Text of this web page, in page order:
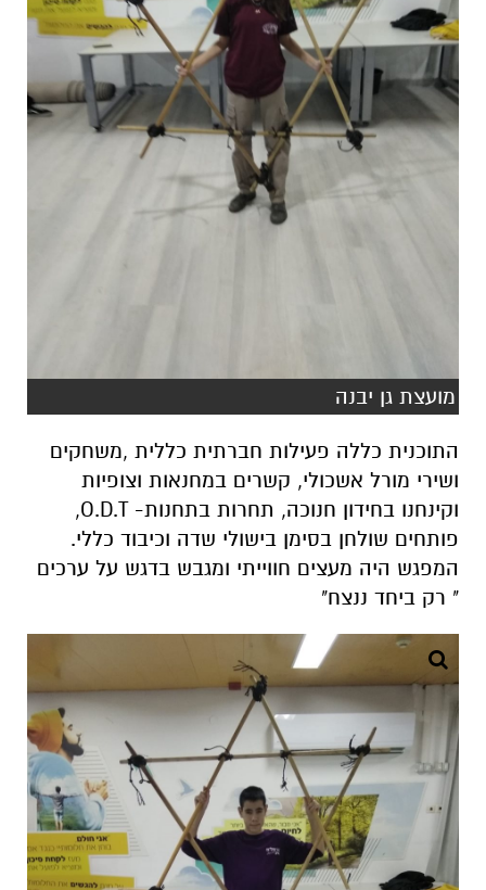
מועצת גן יבנה
התוכנית כללה פעילות חברתית כללית ,משחקים
ושירי מורל אשכולי, קשרים במחנאות וצופיות
וקינחנו בחידון חנוכה, תחרות בתחנות- O.D.T,
פותחים שולחן בסימן בישולי שדה וכיבוד כללי.
המפגש היה מעצים חווייתי ומגבש בדגש על ערכים
" רק ביחד ננצח"